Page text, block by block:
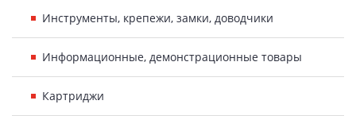
Инструменты, крепежи, замки, доводчики
Информационные, демонстрационные товары
Картриджи